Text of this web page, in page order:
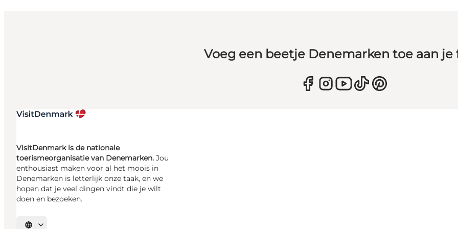
Voeg een beetje Denemarken toe aan je
VisitDenmark is de nationale
toerismeorganisatie van Denemarken. Jou
enthousiast maken voor al het moois in
Denemarken is letterlijk onze taak, en we
hopen dat je veel dingen vindt die je wilt
doen en bezoeken.